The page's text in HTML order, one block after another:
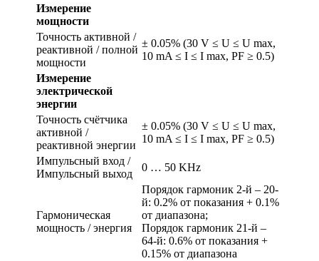
Измерение
мощности
Точность активной /
реактивной / полной
мощности
± 0.05% (30 V ≤ U ≤ U max,
10 mA ≤ I ≤ I max, PF ≥ 0.5)
Измерение
электрической
энергии
Точность счётчика
активной /
реактивной энергии
± 0.05% (30 V ≤ U ≤ U max,
10 mA ≤ I ≤ I max, PF ≥ 0.5)
Импульсный вход /
Импульсный выход
0 … 50 KHz
Гармоническая
мощность / энергия
Порядок гармоник 2-й – 20-
й: 0.2% от показания + 0.1%
от диапазона;
Порядок гармоник 21-й –
64-й: 0.6% от показания +
0.15% от диапазона